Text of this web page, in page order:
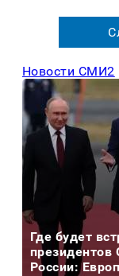
Новости СМИ2
Где будет
России: